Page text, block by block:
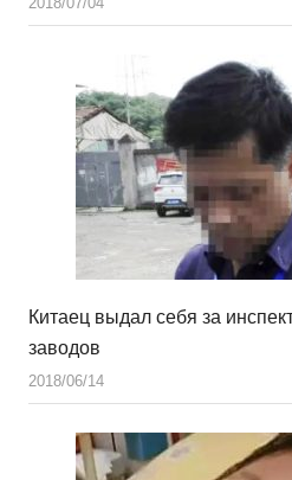
Китаец выдал себя за
заводов
2018/06/14